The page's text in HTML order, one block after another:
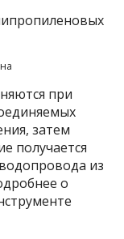
при
затем
получается
из
о